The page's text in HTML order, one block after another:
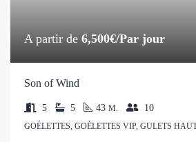
A partir de 6,500€/Par jour
Son of Wind
5 5 43 M. 10
GOÉLETTES, GOÉLETTES VIP, GULETS